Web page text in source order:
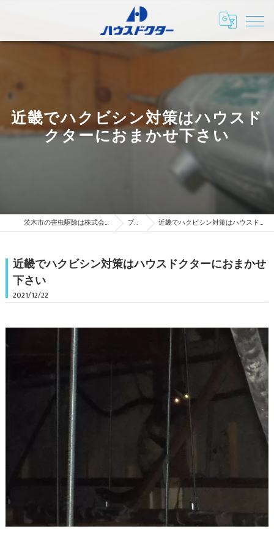
近畿でハクビシン対策はハウスド
クターにおまかせ下さい
茨木市の害虫駆除は株式会社ハウスドクター ブログ 近畿でハクビシン対策はハウスドクターにおまかせ下さい
近畿でハクビシン対策はハウスドクターにおまかせ
下さい
2021/12/22